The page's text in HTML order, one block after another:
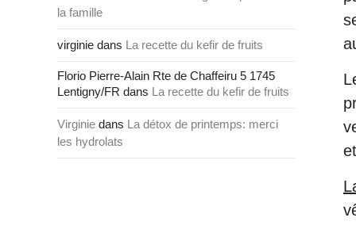
la famille
virginie dans La recette du kefir de fruits
Florio Pierre-Alain Rte de Chaffeiru 5 1745
Lentigny/FR dans La recette du kefir de fruits
Virginie dans La détox de printemps: merci
les hydrolats